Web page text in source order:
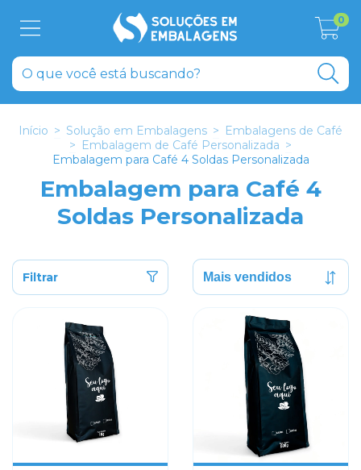
0
Início > Solução em Embalagens > Embalagens de Café
> Embalagem de Café Personalizada >
Embalagem para Café 4 Soldas Personalizada
Embalagem para Café 4
Soldas Personalizada
Filtrar